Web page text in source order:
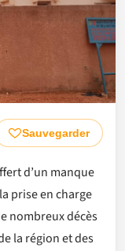
Sauvegarder
d’un manque
prise en charge
nombreux décès
la région et des